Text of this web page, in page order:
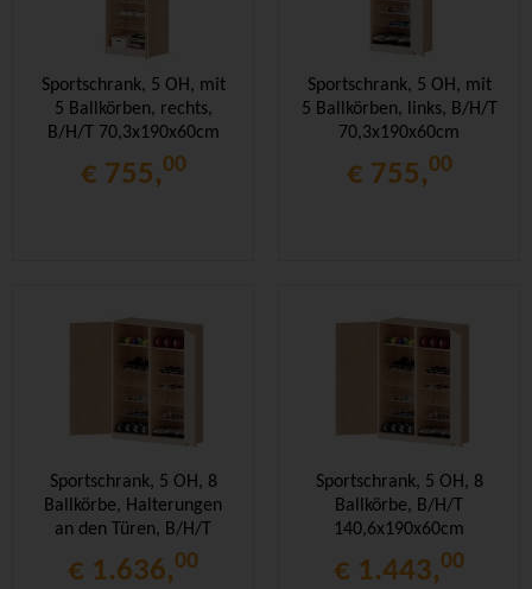
Sportschrank, 5 OH, mit
5 Ballkörben, rechts,
B/H/T 70,3x190x60cm
€ 755,00
Sportschrank, 5 OH, mit
5 Ballkörben, links, B/H/T
70,3x190x60cm
€ 755,00
Sportschrank, 5 OH, 8
Ballkörbe, Halterungen
an den Türen, B/H/T
140,6x190x60cm
€ 1.636,00
Sportschrank, 5 OH, 8
Ballkörbe, B/H/T
140,6x190x60cm
€ 1.443,00